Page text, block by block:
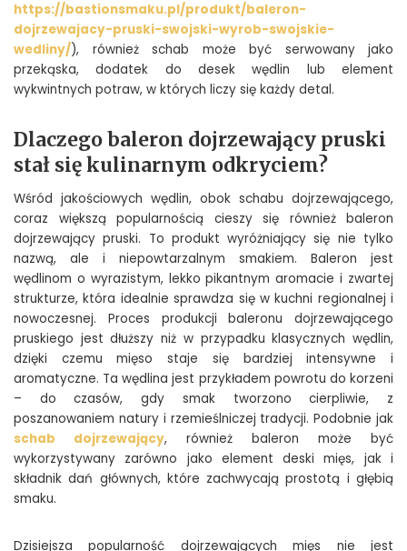
https://bastionsmaku.pl/produkt/baleron-
dojrzewajacy-pruski-swojski-wyrob-swojskie-
wedliny/), również schab może być serwowany jako
przekąska, dodatek do desek wędlin lub element
wykwintnych potraw, w których liczy się każdy detal.
Dlaczego baleron dojrzewający pruski
stał się kulinarnym odkryciem?
Wśród jakościowych wędlin, obok schabu dojrzewającego,
coraz większą popularnością cieszy się również baleron
dojrzewający pruski. To produkt wyróżniający się nie tylko
nazwą, ale i niepowtarzalnym smakiem. Baleron jest
wędlinom o wyrazistym, lekko pikantnym aromacie i zwartej
strukturze, która idealnie sprawdza się w kuchni regionalnej i
nowoczesnej. Proces produkcji baleronu dojrzewającego
pruskiego jest dłuższy niż w przypadku klasycznych wędlin,
dzięki czemu mięso staje się bardziej intensywne i
aromatyczne. Ta wędlina jest przykładem powrotu do korzeni
– do czasów, gdy smak tworzono cierpliwie, z
poszanowaniem natury i rzemieślniczej tradycji. Podobnie jak
schab dojrzewający, również baleron może być
wykorzystywany zarówno jako element deski mięs, jak i
składnik dań głównych, które zachwycają prostotą i głębią
smaku.
Dzisiejsza popularność dojrzewających mięs nie jest